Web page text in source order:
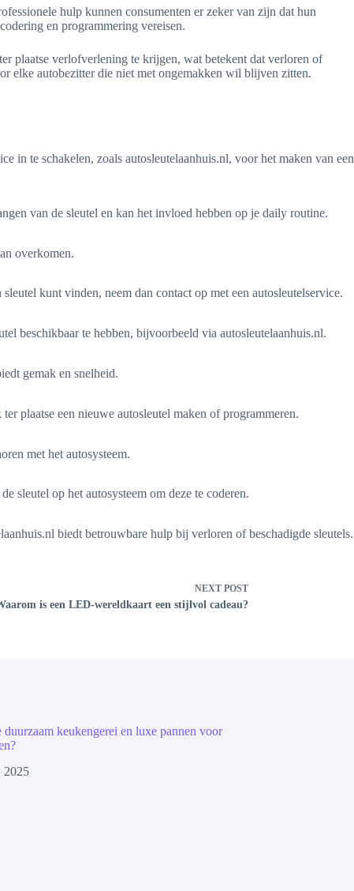
hulp kunnen consumenten er zeker van zijn dat hun
en programmering vereisen.
plaatse verlofverlening te krijgen, wat betekent dat verloren of
elke autobezitter die niet met ongemakken wil blijven zitten.
in te schakelen, zoals autosleutelaanhuis.nl, voor het maken van een
van de sleutel en kan het invloed hebben op je daily routine.
overkomen.
kunt vinden, neem dan contact op met een autosleutelservice.
beschikbaar te hebben, bijvoorbeeld via autosleutelaanhuis.nl.
gemak en snelheid.
plaatse een nieuwe autosleutel maken of programmeren.
met het autosysteem.
sleutel op het autosysteem om deze te coderen.
biedt betrouwbare hulp bij verloren of beschadigde sleutels.
NEXT POST
is een LED-wereldkaart een stijlvol cadeau?
duurzaam keukengerei en luxe pannen voor
2025